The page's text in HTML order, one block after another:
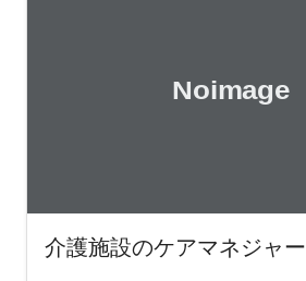
介護施設のケアマネジャー